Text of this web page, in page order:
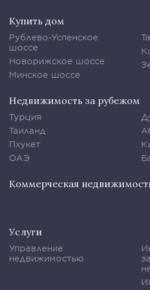
Купить дом
Рублево-Успенское
шоссе
Новорижское шоссе
Минское шоссе
Недвижимость за рубежом
Турция
Таиланд
Пхукет
ОАЭ
Коммерческая
Услуги
Управление
недвижимостью